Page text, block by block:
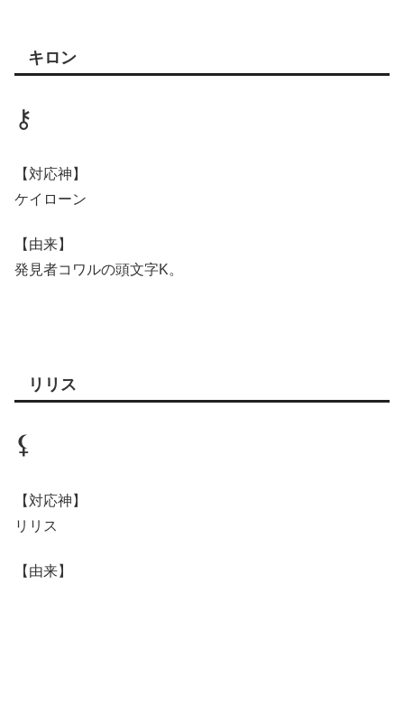
キロン
⚷
【対応神】
ケイローン
【由来】
発見者コワルの頭文字K。
リリス
⚸
【対応神】
リリス
【由来】